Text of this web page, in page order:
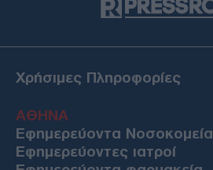
Χρήσιμες Πληροφορίες
ΑΘΗΝΑ
Εφημερεύοντα Νοσοκομεία
Εφημερεύοντες ιατροί